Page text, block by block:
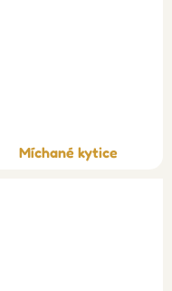
Míchané kytice